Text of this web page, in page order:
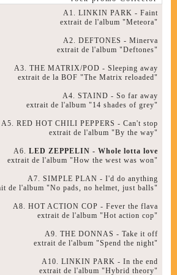
A1. LINKIN PARK - Faint
extrait de l'album "Meteora"
A2. DEFTONES - Minerva
extrait de l'album "Deftones"
A3. THE MATRIX/POD - Sleeping away
extrait de la BOF "The Matrix reloaded"
A4. STAIND - So far away
extrait de l'album "14 shades of grey"
A5. RED HOT CHILI PEPPERS - Can't stop
extrait de l'album "By the way"
A6. LED ZEPPELIN - Whole lotta love
extrait de l'album "How the west was won"
A7. SIMPLE PLAN - I'd do anything
de l'album "No pads, no helmet, just balls"
A8. HOT ACTION COP - Fever the flava
extrait de l'album "Hot action cop"
A9. THE DONNAS - Take it off
extrait de l'album "Spend the night"
A10. LINKIN PARK - In the end
extrait de l'album "Hybrid theory"